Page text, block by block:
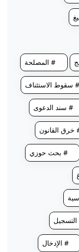
# المصلحة
# سقوط الاستئناف
# سند الدعوى
خرق القانون
# بحث حوزي
# الإدخال